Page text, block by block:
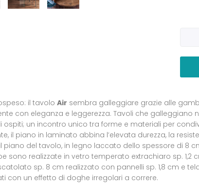
il tavolo Air sembra galleggiare grazie alle
con eleganza e leggerezza. Tavoli che
ospiti; un incontro unico tra forme e materiali per
il piano in laminato abbina l’elevata durezza, la
piano del tavolo, in legno laccato dello spessore di 8
sono realizzate in vetro temperato extrachiaro sp. 1,2
sp. 8 cm realizzato con pannelli sp. 1,8 cm e
con un effetto di doghe irregolari a correre.